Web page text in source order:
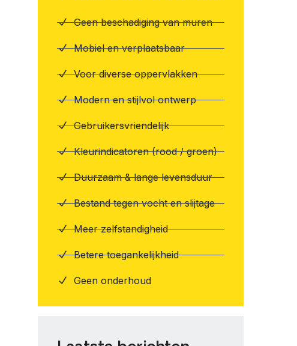
Geen beschadiging van muren
Mobiel en verplaatsbaar
Voor diverse oppervlakken
Modern en stijlvol ontwerp
Gebruikersvriendelijk
Kleurindicatoren (rood / groen)
Duurzaam & lange levensduur
Bestand tegen vocht en slijtage
Meer zelfstandigheid
Betere toegankelijkheid
Geen onderhoud